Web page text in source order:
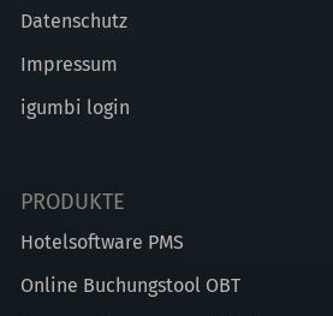
Datenschutz
Impressum
igumbi login
PRODUKTE
Hotelsoftware PMS
Online Buchungstool OBT